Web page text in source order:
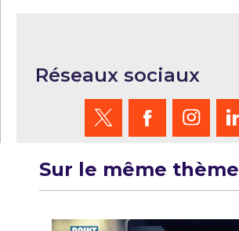
Réseaux sociaux
Sur le même thème